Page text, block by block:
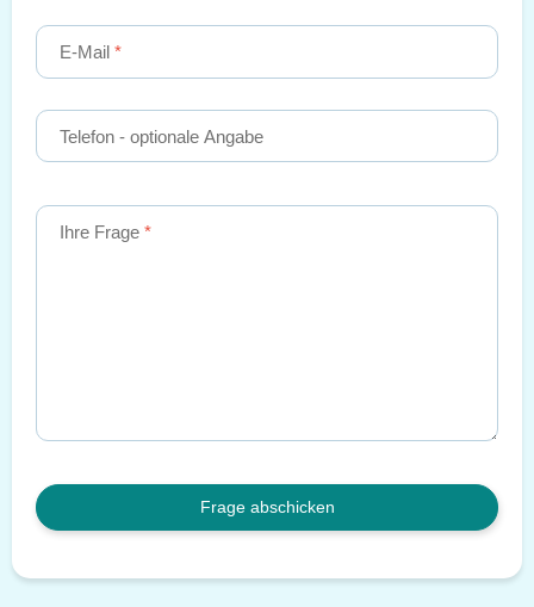
E-Mail
Telefon - optionale Angabe
Ihre Frage
Frage abschicken